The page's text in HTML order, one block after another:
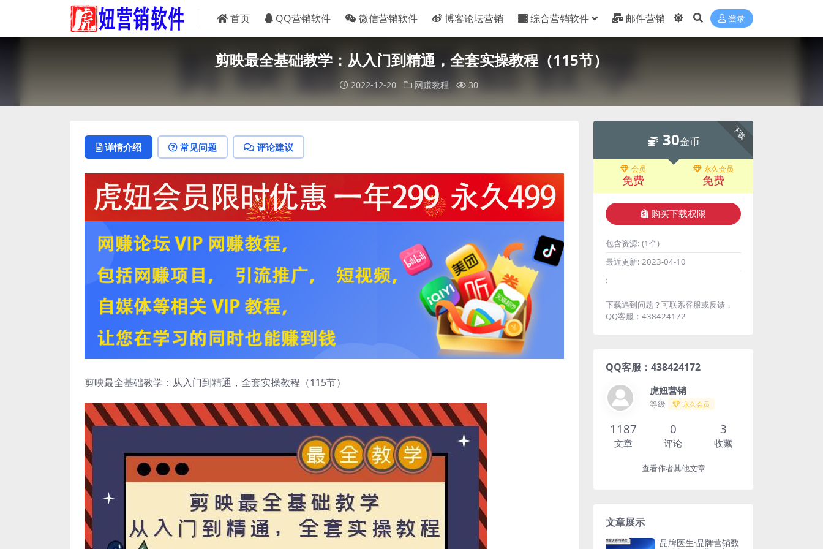
首页 QQ营销软件 微信营销软件 博客论坛营销 综合营销软件 邮件营销 登录
剪映最全基础教学：从入门到精通，全套实操教程（115节）
2022-12-20 网赚教程 30
详情介绍 常见问题 评论建议
剪映最全基础教学：从入门到精通，全套实操教程（115节）
下载
30金币
会员
免费
永久会员
免费
购买下载权限
包含资源: (1个)
最近更新: 2023-04-10
:
下载遇到问题？可联系客服或反馈，
QQ客服：438424172
QQ客服：438424172
虎妞营销
等级 永久会员
1187
文章
0
评论
3
收藏
查看作者其他文章
文章展示
品牌医生·品牌营销数